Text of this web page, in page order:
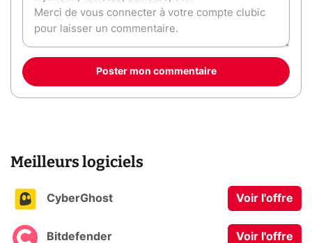
Poster mon commentaire
Meilleurs logiciels
CyberGhost Voir l'offre
Bitdefender Voir l'offre